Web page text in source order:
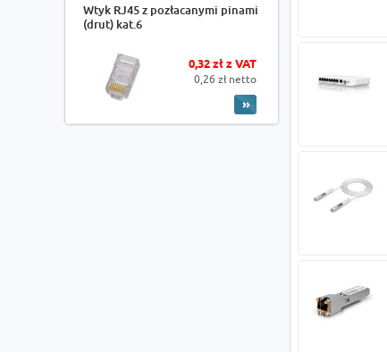
Wtyk RJ45 z pozłacanymi pinami
(drut) kat.6
0,32 zł z VAT
0,26 zł netto